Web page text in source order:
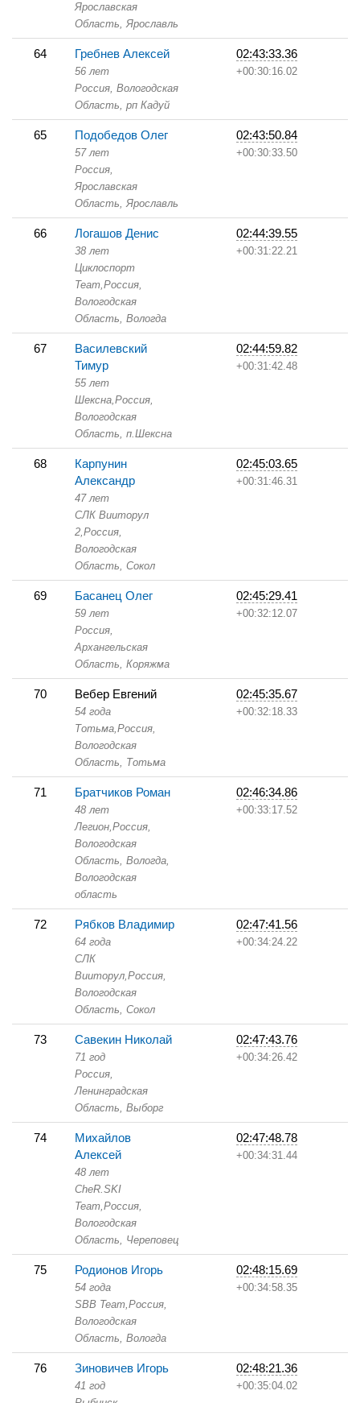
Ярославская
Область, Ярославль
64 Гребнев Алексей
56 лет
Россия, Вологодская
Область, рп Кадуй
02:43:33.36
+00:30:16.02
65 Подобедов Олег
57 лет
Россия,
Ярославская
Область, Ярославль
02:43:50.84
+00:30:33.50
66 Логашов Денис
38 лет
Циклоспорт
Team,Россия,
Вологодская
Область, Вологда
02:44:39.55
+00:31:22.21
67
Василевский
Тимур
55 лет
Шексна,Россия,
Вологодская
Область, п.Шексна
02:44:59.82
+00:31:42.48
68
Карпунин
Александр
47 лет
СЛК Вииторул
2,Россия,
Вологодская
Область, Сокол
02:45:03.65
+00:31:46.31
69 Басанец Олег
59 лет
Россия,
Архангельская
Область, Коряжма
02:45:29.41
+00:32:12.07
70 Вебер Евгений
54 года
Тотьма,Россия,
Вологодская
Область, Тотьма
02:45:35.67
+00:32:18.33
71 Братчиков Роман
48 лет
Легион,Россия,
Вологодская
Область, Вологда,
Вологодская
область
02:46:34.86
+00:33:17.52
72 Рябков Владимир
64 года
СЛК
Вииторул,Россия,
Вологодская
Область, Сокол
02:47:41.56
+00:34:24.22
73 Савекин Николай
71 год
Россия,
Ленинградская
Область, Выборг
02:47:43.76
+00:34:26.42
74
Михайлов
Алексей
48 лет
CheR.SKI
Team,Россия,
Вологодская
Область, Череповец
02:47:48.78
+00:34:31.44
75 Родионов Игорь
54 года
SBB Team,Россия,
Вологодская
Область, Вологда
02:48:15.69
+00:34:58.35
76 Зиновичев Игорь
41 год
02:48:21.36
+00:35:04.02